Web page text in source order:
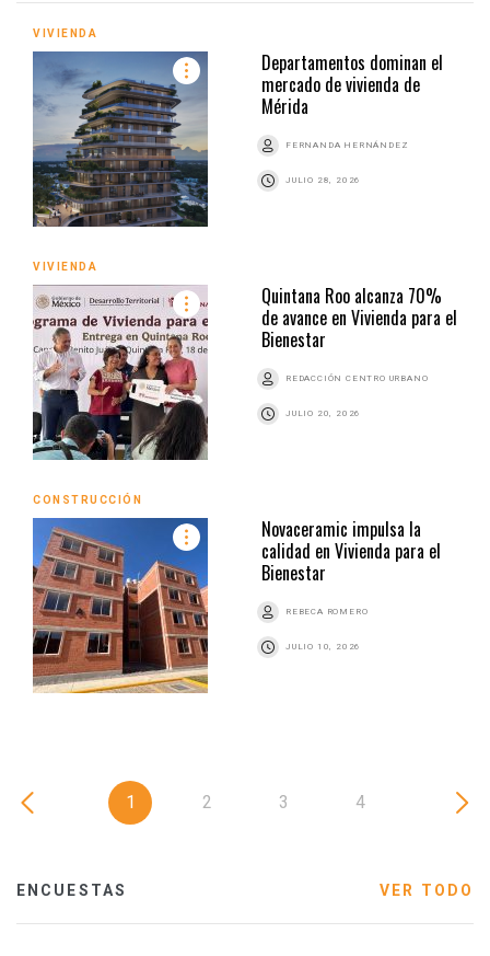
VIVIENDA
Departamentos dominan el
mercado de vivienda de
Mérida
FERNANDA HERNÁNDEZ
JULIO 28, 2026
VIVIENDA
Quintana Roo alcanza 70%
de avance en Vivienda para el
Bienestar
REDACCIÓN CENTRO URBANO
JULIO 20, 2026
CONSTRUCCIÓN
Novaceramic impulsa la
calidad en Vivienda para el
Bienestar
REBECA ROMERO
JULIO 10, 2026
1 2 3 4
ENCUESTAS VER TODO